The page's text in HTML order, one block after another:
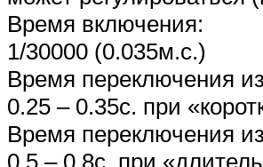
Время включения:
1/30000 (0.035м.с.)
Время переключения
0.25 – 0.35с. при
Время переключения